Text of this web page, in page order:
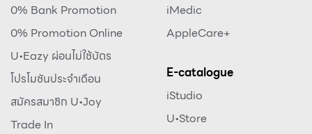
0% Bank Promotion
0% Promotion Online
U•Eazy ผ่อนไม่ใช้บัตร
โปรโมชันประจำเดือน
สมัครสมาชิก U•Joy
Trade In
iMedic
AppleCare+
E-catalogue
iStudio
U•Store